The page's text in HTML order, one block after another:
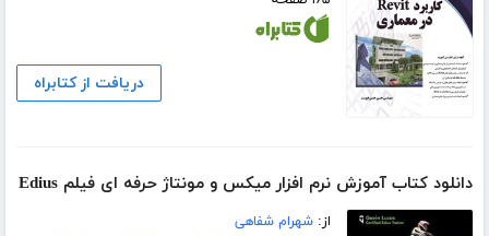
دریافت از کتابراه
دانلود کتاب آموزش نرم افزار میکس و مونتاژ حرفه ای فیلم Edius
از:شهرام شفاهی